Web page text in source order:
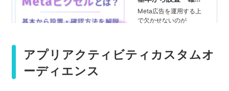
アプリアクティビティカスタムオ
ーディエンス